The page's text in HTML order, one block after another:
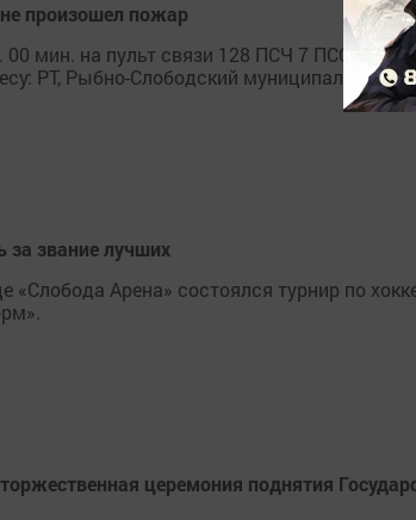
произошел пожар
00 мин. на пульт связи 128 ПСЧ 7 ПСО ФПС
РТ, Рыбно-Слободский муниципальный
звание лучших
«Слобода Арена» состоялся турнир по
церемония поднятия